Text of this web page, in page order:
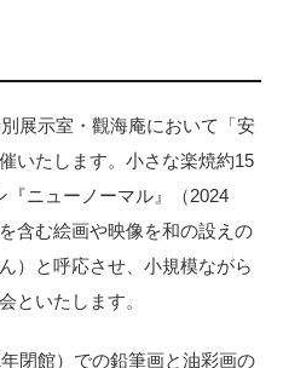
展示室・觀海庵において「安
いたします。小さな楽焼約15
ニューノーマル』（2024
含む絵画や映像を和の設えの
）と呼応させ、小規模ながら
といたします。
閉館）での鉛筆画と油彩画の